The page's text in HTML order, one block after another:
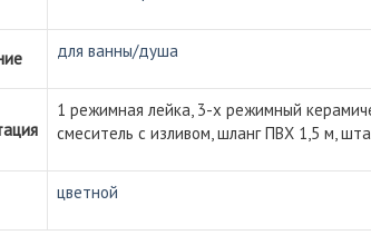
для ванны/душа
1 режимная лейка, 3-х режимный
смеситель с изливом, шланг ПВХ 1,5 м,
цветной